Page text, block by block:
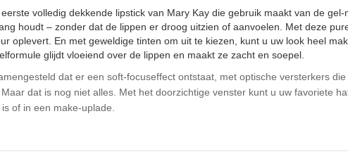
volledig dekkende lipstick van Mary Kay die gebruik maakt van de
houdt – zonder dat de lippen er droog uitzien of aanvoelen. Met deze
oplevert. En met geweldige tinten om uit te kiezen, kunt u uw look heel
glijdt vloeiend over de lippen en maakt ze zacht en soepel.
dat er een soft-focuseffect ontstaat, met optische versterkers
dat is nog niet alles. Met het doorzichtige venster kunt u uw favoriete
of in een make-uplade.